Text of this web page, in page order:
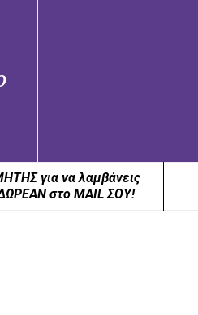
για να λαμβάνεις
στο MAIL ΣΟΥ!